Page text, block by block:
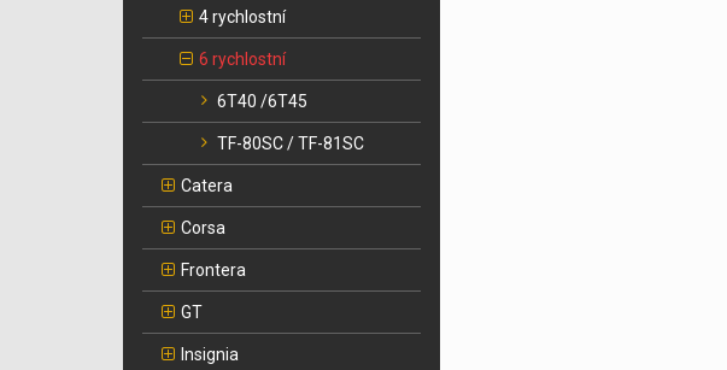
4 rychlostní
6 rychlostní
6T40 /6T45
TF-80SC / TF-81SC
Catera
Corsa
Frontera
GT
Insignia